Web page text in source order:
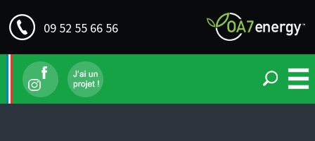
09 52 55 66 56